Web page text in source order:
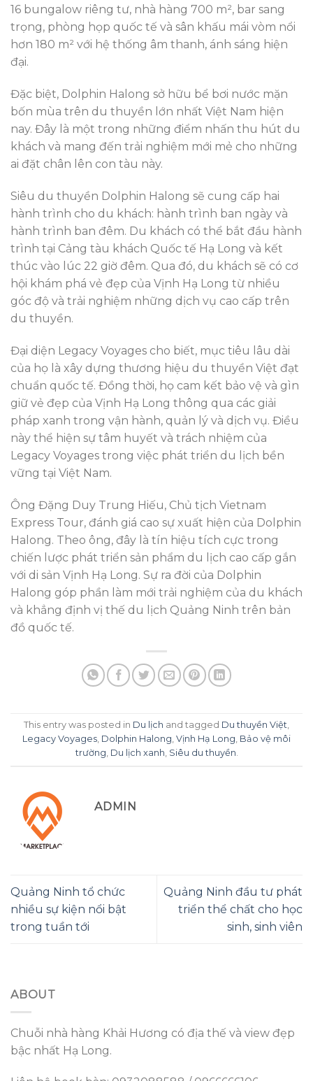
16 bungalow riêng tư, nhà hàng 700 m², bar sang
trọng, phòng họp quốc tế và sân khấu mái vòm nổi
hơn 180 m² với hệ thống âm thanh, ánh sáng hiện
đại.
Đặc biệt, Dolphin Halong sở hữu bể bơi nước mặn
bốn mùa trên du thuyền lớn nhất Việt Nam hiện
nay. Đây là một trong những điểm nhấn thu hút du
khách và mang đến trải nghiệm mới mẻ cho những
ai đặt chân lên con tàu này.
Siêu du thuyền Dolphin Halong sẽ cung cấp hai
hành trình cho du khách: hành trình ban ngày và
hành trình ban đêm. Du khách có thể bắt đầu hành
trình tại Cảng tàu khách Quốc tế Hạ Long và kết
thúc vào lúc 22 giờ đêm. Qua đó, du khách sẽ có cơ
hội khám phá vẻ đẹp của Vịnh Hạ Long từ nhiều
góc độ và trải nghiệm những dịch vụ cao cấp trên
du thuyền.
Đại diện Legacy Voyages cho biết, mục tiêu lâu dài
của họ là xây dựng thương hiệu du thuyền Việt đạt
chuẩn quốc tế. Đồng thời, họ cam kết bảo vệ và gìn
giữ vẻ đẹp của Vịnh Hạ Long thông qua các giải
pháp xanh trong vận hành, quản lý và dịch vụ. Điều
này thể hiện sự tâm huyết và trách nhiệm của
Legacy Voyages trong việc phát triển du lịch bền
vững tại Việt Nam.
Ông Đặng Duy Trung Hiếu, Chủ tịch Vietnam
Express Tour, đánh giá cao sự xuất hiện của Dolphin
Halong. Theo ông, đây là tín hiệu tích cực trong
chiến lược phát triển sản phẩm du lịch cao cấp gắn
với di sản Vịnh Hạ Long. Sự ra đời của Dolphin
Halong góp phần làm mới trải nghiệm của du khách
và khẳng định vị thế du lịch Quảng Ninh trên bản
đồ quốc tế.
This entry was posted in Du lịch and tagged Du thuyền Việt
Legacy Voyages Dolphin Halong Vịnh Hạ Long Bảo vệ môi
trường Du lịch xanh Siêu du thuyền
ADMIN
Quảng Ninh tổ chức
nhiều sự kiện nổi bật
trong tuần tới
Quảng Ninh đầu tư phát
triển thể chất cho học
sinh, sinh viên
ABOUT
Chuỗi nhà hàng Khải Hương có địa thế và view đẹp
bậc nhất Hạ Long.